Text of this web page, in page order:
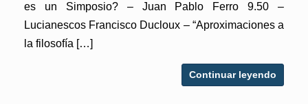
es un Simposio? – Juan Pablo Ferro 9.50 –
Lucianescos Francisco Ducloux – “Aproximaciones a
la filosofía […]
Continuar leyendo